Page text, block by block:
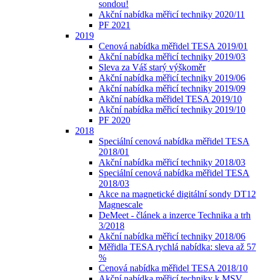
sondou!
Akční nabídka měřicí techniky 2020/11
PF 2021
2019
Cenová nabídka měřidel TESA 2019/01
Akční nabídka měřicí techniky 2019/03
Sleva za Váš starý výškoměr
Akční nabídka měřicí techniky 2019/06
Akční nabídka měřicí techniky 2019/09
Akční nabídka měřidel TESA 2019/10
Akční nabídka měřicí techniky 2019/10
PF 2020
2018
Speciální cenová nabídka měřidel TESA
2018/01
Akční nabídka měřicí techniky 2018/03
Speciální cenová nabídka měřidel TESA
2018/03
Akce na magnetické digitální sondy DT12
Magnescale
DeMeet - článek a inzerce Technika a trh
3/2018
Akční nabídka měřicí techniky 2018/06
Měřidla TESA rychlá nabídka: sleva až 57
%
Cenová nabídka měřidel TESA 2018/10